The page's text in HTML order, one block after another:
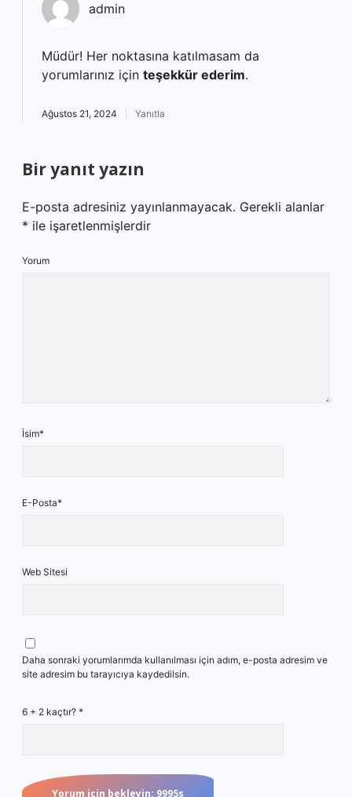
admin
Müdür! Her noktasına katılmasam da
yorumlarınız için teşekkür ederim.
Ağustos 21, 2024 Yanıtla
Bir yanıt yazın
E-posta adresiniz yayınlanmayacak. Gerekli alanlar
* ile işaretlenmişlerdir
Yorum
İsim*
E-Posta*
Web Sitesi
Daha sonraki yorumlarımda kullanılması için adım, e-posta adresim ve
site adresim bu tarayıcıya kaydedilsin.
6 + 2 kaçtır? *